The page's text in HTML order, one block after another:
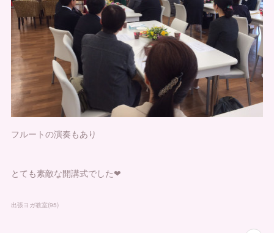
フルートの演奏もあり
とても素敵な開講式でした❤
出張ヨガ教室(95)